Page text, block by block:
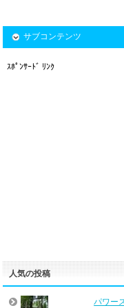
サブコンテンツ
ｽﾎﾟﾝｻｰﾄﾞ ﾘﾝｸ
人気の投稿
パワー